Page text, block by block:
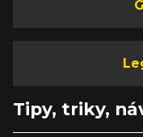
Tipy, triky,